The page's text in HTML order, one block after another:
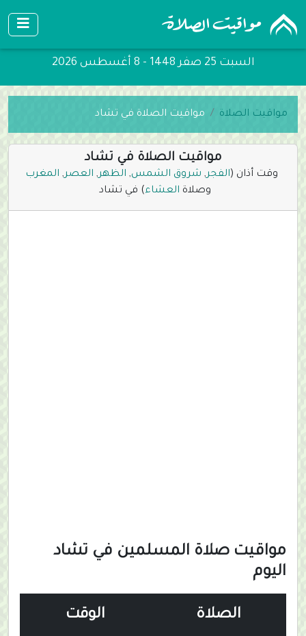
السبت 25 صفر 1448 - 8 أغسطس 2026
مواقيت الصلاة مواقيت الصلاة في تشاد
مواقيت الصلاة في تشاد
وقت أذان (الفجر, شروق الشمس, الظهر, العصر, المغرب
وصلاة العشاء) في تشاد
مواقيت صلاة المسلمين في تشاد
اليوم
الصلاة الوقت